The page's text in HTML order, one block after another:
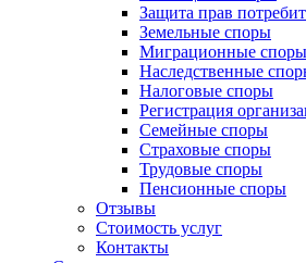
Защита прав
Земельные споры
Миграционные споры
Наследственные
Налоговые споры
Регистрация
Семейные споры
Страховые споры
Трудовые споры
Пенсионные споры
Отзывы
Стоимость услуг
Контакты